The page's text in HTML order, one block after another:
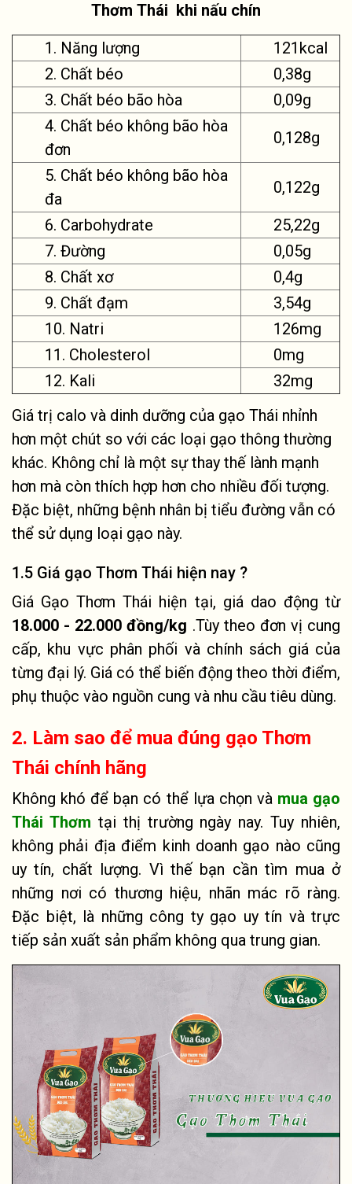
Thơm Thái khi nấu chín
1. Năng lượng
121kcal
2. Chất béo
0,38g
3. Chất béo bão hòa
0,09g
4. Chất béo không bão hòa
đơn
0,128g
5. Chất béo không bão hòa
đa
0,122g
6. Carbohydrate
25,22g
7. Đường
0,05g
8. Chất xơ
0,4g
9. Chất đạm
3,54g
10. Natri
126mg
11. Cholesterol
0mg
12. Kali
32mg
Giá trị calo và dinh dưỡng của gạo Thái nhỉnh
hơn một chút so với các loại gạo thông thường
khác. Không chỉ là một sự thay thế lành mạnh
hơn mà còn thích hợp hơn cho nhiều đối tượng.
Đặc biệt, những bệnh nhân bị tiểu đường vẫn có
thể sử dụng loại gạo này.
1.5 Giá gạo Thơm Thái hiện nay ?
Giá Gạo Thơm Thái hiện tại, giá dao động từ
18.000 - 22.000 đồng/kg .Tùy theo đơn vị cung
cấp, khu vực phân phối và chính sách giá của
từng đại lý. Giá có thể biến động theo thời điểm,
phụ thuộc vào nguồn cung và nhu cầu tiêu dùng.
2. Làm sao để mua đúng gạo Thơm
Thái chính hãng
Không khó để bạn có thể lựa chọn và mua gạo
Thái Thơm tại thị trường ngày nay. Tuy nhiên,
không phải địa điểm kinh doanh gạo nào cũng
uy tín, chất lượng. Vì thế bạn cần tìm mua ở
những nơi có thương hiệu, nhãn mác rõ ràng.
Đặc biệt, là những công ty gạo uy tín và trực
tiếp sản xuất sản phẩm không qua trung gian.